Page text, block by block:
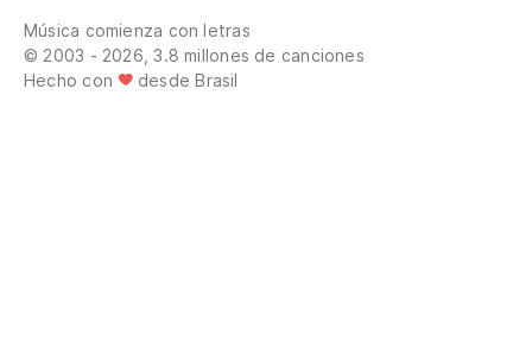
Música comienza con letras
© 2003 - 2026, 3.8 millones de canciones
Hecho con
desde Brasil